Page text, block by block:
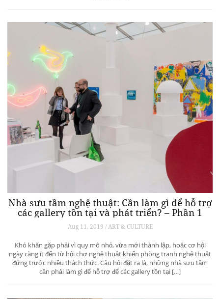
Nhà sưu tầm nghệ thuật: Cần làm gì để hỗ trợ
các gallery tồn tại và phát triển? – Phần 1
Aug 11, 2019 / ART & CULTURE
Khó khăn gặp phải vì quy mô nhỏ, vừa mới thành lập, hoặc cơ hội
ngày càng ít đến từ hội chợ nghệ thuật khiến phòng tranh nghệ thuật
đứng trước nhiều thách thức. Câu hỏi đặt ra là, những nhà sưu tầm
cần phải làm gì để hỗ trợ để các gallery tồn tại […]